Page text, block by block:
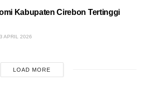
Kabupaten Cirebon Tertinggi
APRIL 2026
LOAD MORE